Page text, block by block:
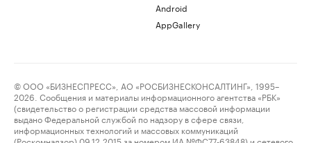
Android
AppGallery
© ООО «БИЗНЕСПРЕСС», АО «РОСБИЗНЕСКОНСАЛТИНГ», 1995–
2026. Сообщения и материалы информационного агентства «РБК»
(свидетельство о регистрации средства массовой информации
выдано Федеральной службой по надзору в сфере связи,
информационных технологий и массовых коммуникаций